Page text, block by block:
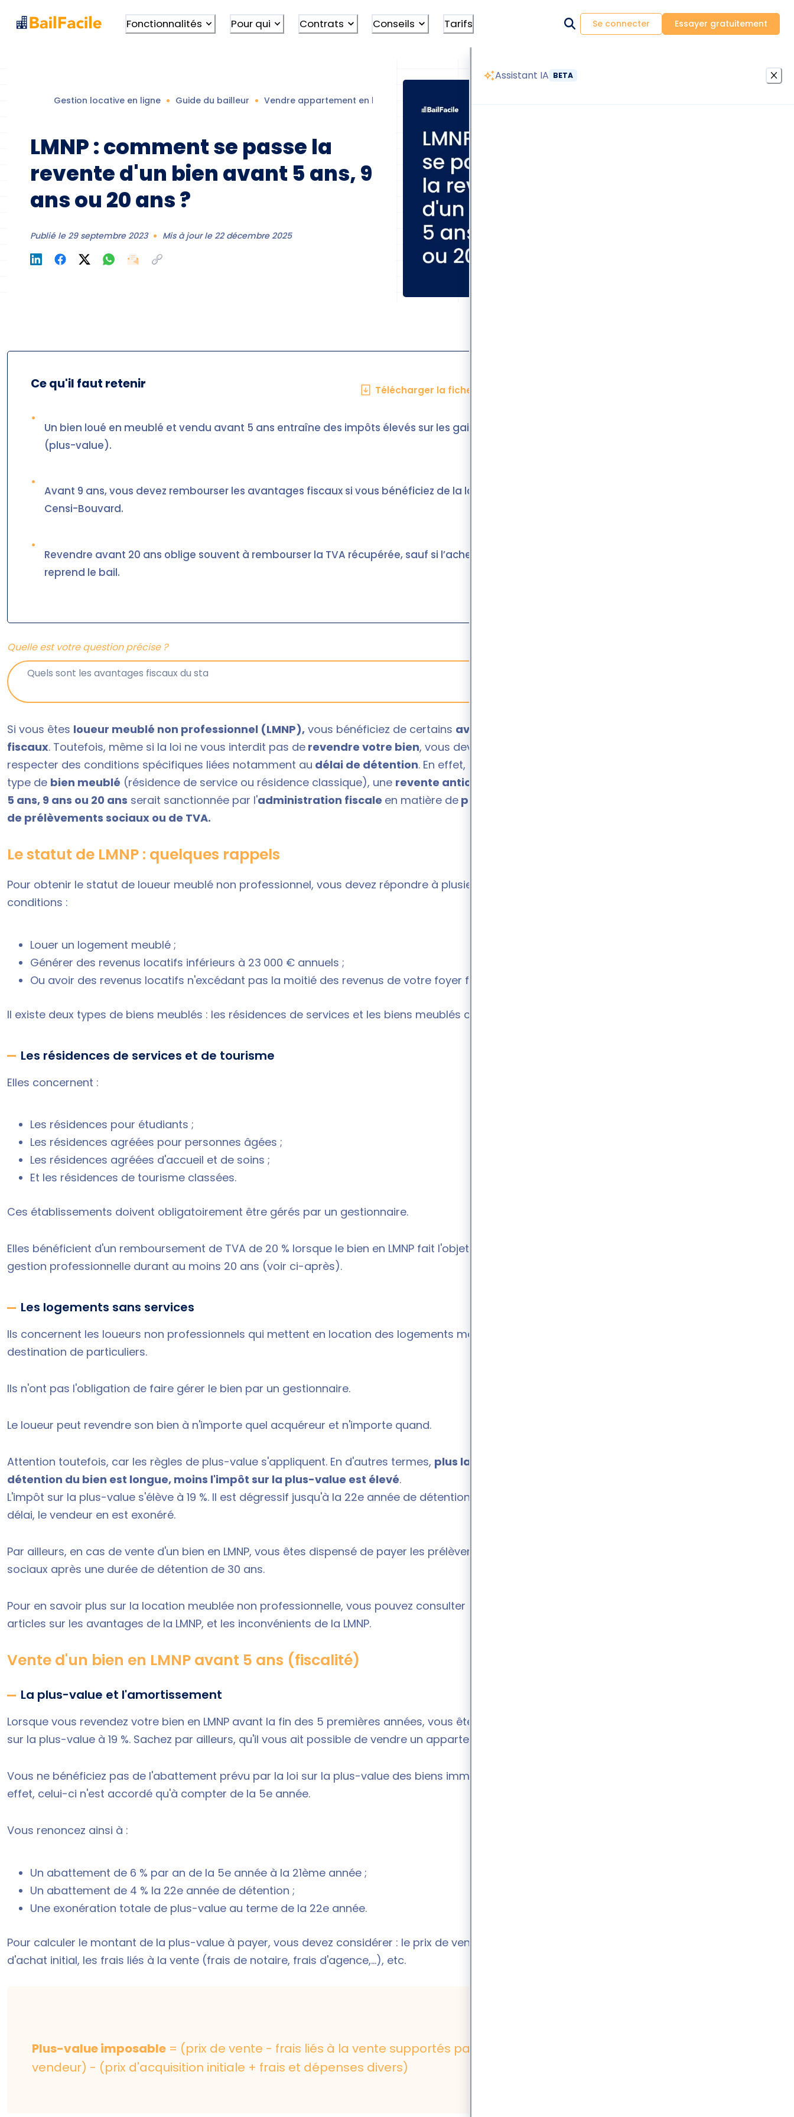
Assistant IA BETA
Fonctionnalités Pour qui Contrats Conseils Tarifs Se connecter Essayer gratuitement
Gestion locative en ligne Guide du bailleur Vendre appartement en location LMNP revente avant 5 ans
LMNP : comment se passe la
revente d'un bien avant 5 ans, 9
ans ou 20 ans ?
Publié le 29 septembre 2023 Mis à jour le 22 décembre 2025
Ce qu'il faut retenir
•
Un bien loué en meublé et vendu avant 5 ans entraîne des impôts élevés sur les gains
(plus-value).
•
Avant 9 ans, vous devez rembourser les avantages fiscaux si vous bénéficiez de la loi
Censi-Bouvard.
•
Revendre avant 20 ans oblige souvent à rembourser la TVA récupérée, sauf si l’acheteur
reprend le bail.
Télécharger la fiche en PDF
Quelle est votre question précise ?
Si vous êtes loueur meublé non professionnel (LMNP), vous bénéficiez de certains avantages
fiscaux. Toutefois, même si la loi ne vous interdit pas de revendre votre bien, vous devez
respecter des conditions spécifiques liées notamment au délai de détention. En effet, selon le
type de bien meublé (résidence de service ou résidence classique), une revente anticipée
5 ans, 9 ans ou 20 ans serait sanctionnée par l'administration fiscale en matière de plus-value,
de prélèvements sociaux ou de TVA.
Le statut de LMNP : quelques rappels
Pour obtenir le statut de loueur meublé non professionnel, vous devez répondre à plusieurs
conditions :
Louer un logement meublé ;
Générer des revenus locatifs inférieurs à 23 000 € annuels ;
Ou avoir des revenus locatifs n'excédant pas la moitié des revenus de votre foyer fiscal.
Il existe deux types de biens meublés : les résidences de services et les biens meublés classiques.
Les résidences de services et de tourisme
Elles concernent :
Les résidences pour étudiants ;
Les résidences agréées pour personnes âgées ;
Les résidences agréées d'accueil et de soins ;
Et les résidences de tourisme classées.
Ces établissements doivent obligatoirement être gérés par un gestionnaire.
Elles bénéficient d'un remboursement de TVA de 20 % lorsque le bien en LMNP fait l'objet d'une
gestion professionnelle durant au moins 20 ans (voir ci-après).
Les logements sans services
Ils concernent les loueurs non professionnels qui mettent en location des logements meublés à
destination de particuliers.
Ils n'ont pas l'obligation de faire gérer le bien par un gestionnaire.
Le loueur peut revendre son bien à n'importe quel acquéreur et n'importe quand.
Attention toutefois, car les règles de plus-value s'appliquent. En d'autres termes, plus la durée de
détention du bien est longue, moins l'impôt sur la plus-value est élevé.
L'impôt sur la plus-value s'élève à 19 %. Il est dégressif jusqu'à la 22e année de détention. Après ce
délai, le vendeur en est exonéré.
Par ailleurs, en cas de vente d'un bien en LMNP, vous êtes dispensé de payer les prélèvements
sociaux après une durée de détention de 30 ans.
Pour en savoir plus sur la location meublée non professionnelle, vous pouvez consulter nos
articles sur les avantages de la LMNP, et les inconvénients de la LMNP.
Vente d'un bien en LMNP avant 5 ans (fiscalité)
La plus-value et l'amortissement
Lorsque vous revendez votre bien en LMNP avant la fin des 5 premières années, vous êtes imposé
sur la plus-value à 19 %. Sachez par ailleurs, qu'il vous ait possible de vendre un appartement loué.
Vous ne bénéficiez pas de l'abattement prévu par la loi sur la plus-value des biens immobiliers. En
effet, celui-ci n'est accordé qu'à compter de la 5e année.
Vous renoncez ainsi à :
Un abattement de 6 % par an de la 5e année à la 21ème année ;
Un abattement de 4 % la 22e année de détention ;
Une exonération totale de plus-value au terme de la 22e année.
Pour calculer le montant de la plus-value à payer, vous devez considérer : le prix de vente, le prix
d'achat initial, les frais liés à la vente (frais de notaire, frais d'agence,...), etc.
Plus-value imposable = (prix de vente - frais liés à la vente supportés par le
vendeur) - (prix d'acquisition initiale + frais et dépenses divers)